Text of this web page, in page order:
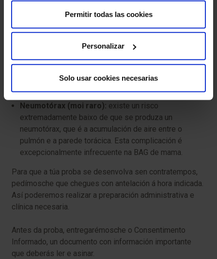
Permitir todas las cookies
Personalizar
Solo usar cookies necesarias
do procedemento; en xeral, contrólanse con
analxésicos suaves como paracetamol.
cicatriz no lugar da punción, aínda que é mínima.
Neumotórax (moi raro): existe un risco
extremadamente baixo de que se produza un
neumotórax, que é a acumulación de aire entre o
pulmón e a parede torácica. Esta complicación é
excepcionalmente infrecuente na BAG de mama.
Para que a túa proba se desenvolva sen contratempos,
pedímosche que chegues con antelación á hora indicada.
Así poderemos realizar a preparación administrativa e
clínica necesaria.
Antes da proba, entregarémosche o Consentimento
Informado, un documento con información importante
que deberás ler e asinar.